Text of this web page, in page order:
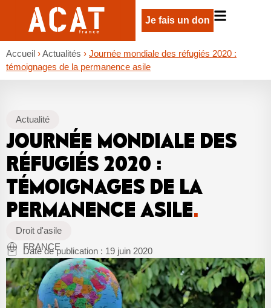
Je fais un don
Accueil ›Actualités › Journée mondiale des réfugiés 2020 :
témoignages de la permanence asile
Actualité
JOURNÉE MONDIALE DES
RÉFUGIÉS 2020 :
TÉMOIGNAGES DE LA
PERMANENCE ASILE.
Droit d'asile
FRANCE
Date de publication : 19 juin 2020